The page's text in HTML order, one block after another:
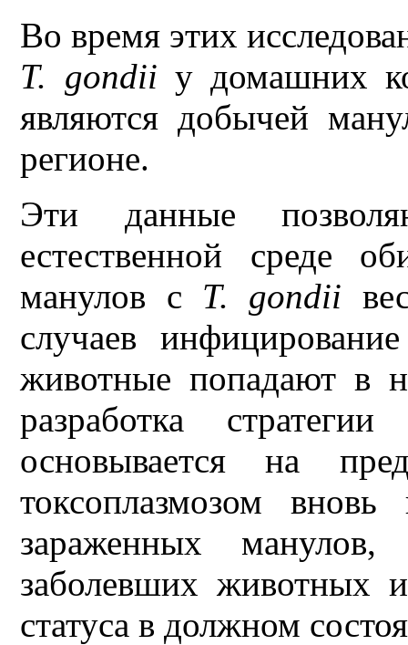
Во время этих
T. gondii у домашних
являются добычей
регионе.
Эти данные
естественной среде
манулов с T. gondii
случаев
животные попадают в
разработка
основывается на
токсоплазмозом
зараженных
заболевших животных
статуса в должном